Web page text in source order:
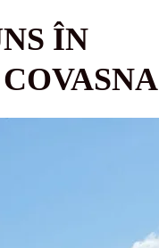
ÎN